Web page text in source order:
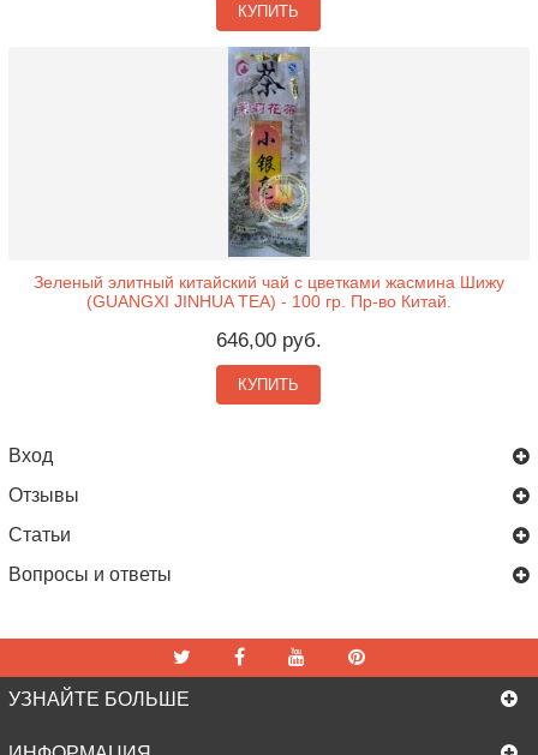
КУПИТЬ
Зеленый элитный китайский чай с цветками жасмина Шижу
(GUANGXI JINHUA TEA) - 100 гр. Пр-во Китай.
646,00 руб.
КУПИТЬ
Вход
Отзывы
Статьи
Вопросы и ответы
УЗНАЙТЕ БОЛЬШЕ